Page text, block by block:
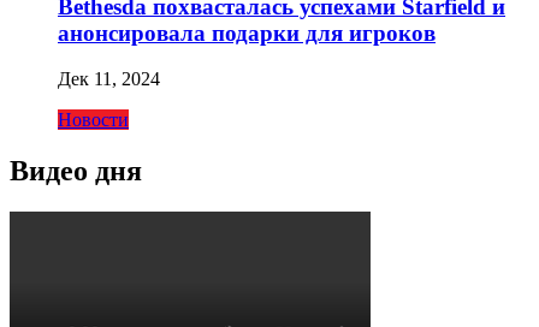
Bethesda похвасталась успехами Starfield и
анонсировала подарки для игроков
Дек 11, 2024
Новости
Видео дня